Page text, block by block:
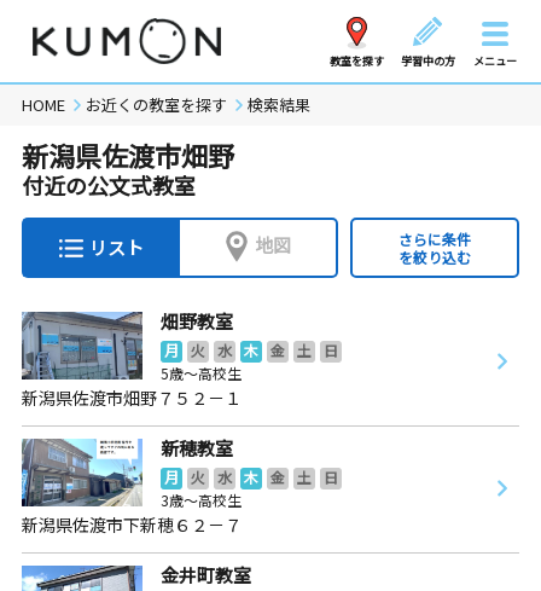
教室を探す 学習中の方 メニュー
HOME お近くの教室を探す 検索結果
新潟県佐渡市畑野
付近の公文式教室
リスト 地図
さらに条件
を絞り込む
畑野教室
月 火 水 木 金 土
日
5歳～高校生
新潟県佐渡市畑野７５２－１
新穂教室
月 火 水 木 金 土
日
3歳～高校生
新潟県佐渡市下新穂６２－７
金井町教室